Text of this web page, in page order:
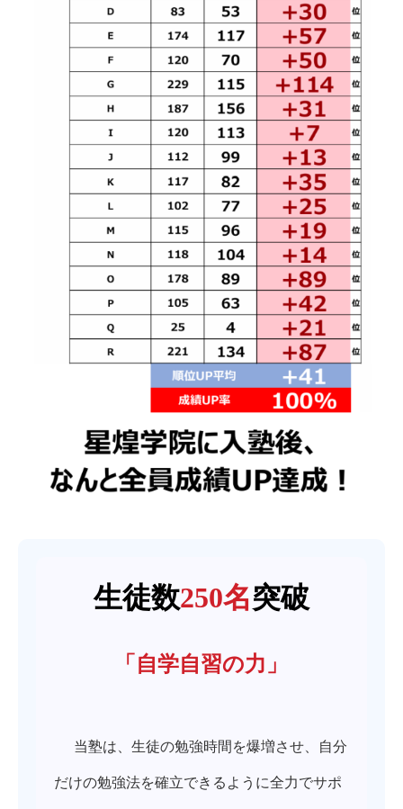
生徒数250名突破
「自学自習の力」
当塾は、生徒の勉強時間を爆増させ、自分
だけの勉強法を確立できるように全力でサポ